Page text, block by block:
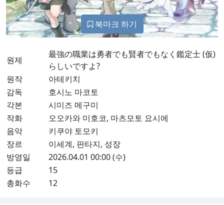
북마크 하기
원제
最強の職業は勇者でも賢者でもなく鑑定士 (仮)
らしいですよ?
원작
아테키치
감독
호시노 마코토
각본
시미즈 메구미
작화
오오카와 미호코, 마츠모토 요시에
음악
키쿠야 토모키
장르
이세계, 판타지, 성장
방영일
2026.04.01 00:00 (수)
등급
15
총화수
12